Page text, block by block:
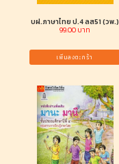
บฝ.ภาษาไทย ป.4 ลส51 (วพ.)
99.00 บาท
เพิ่มลงตะกร้า